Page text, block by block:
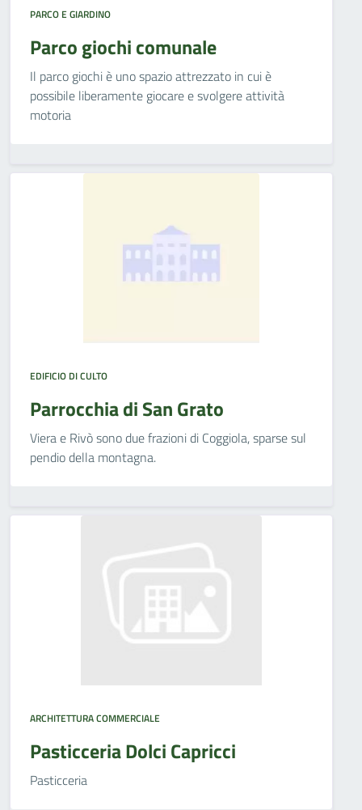
PARCO E GIARDINO
Parco giochi comunale
Il parco giochi è uno spazio attrezzato in cui è
possibile liberamente giocare e svolgere attività
motoria
EDIFICIO DI CULTO
Parrocchia di San Grato
Viera e Rivò sono due frazioni di Coggiola, sparse sul
pendio della montagna.
ARCHITETTURA COMMERCIALE
Pasticceria Dolci Capricci
Pasticceria